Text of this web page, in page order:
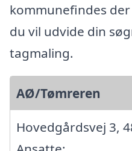
kommunefindes
du vil udvide din
tagmaling.
AØ/Tømreren
Hovedgårdsvej 3,